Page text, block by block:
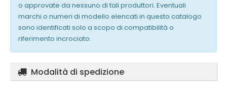
o approvate da nessuno di tali produttori. Eventuali
marchi o numeri di modello elencati in questo catalogo
sono identificati solo a scopo di compatibilità o
riferimento incrociato.
Modalità di spedizione